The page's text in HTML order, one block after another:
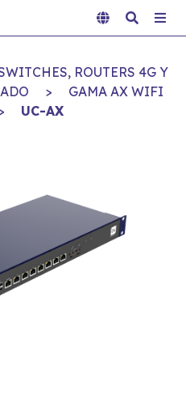
ROUTERS 4G Y
>
GAMA AX WIFI
UC-AX